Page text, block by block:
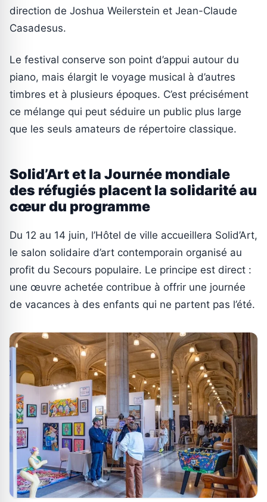
direction de Joshua Weilerstein et Jean-Claude
Casadesus.
Le festival conserve son point d’appui autour du
piano, mais élargit le voyage musical à d’autres
timbres et à plusieurs époques. C’est précisément
ce mélange qui peut séduire un public plus large
que les seuls amateurs de répertoire classique.
Solid’Art et la Journée mondiale
des réfugiés placent la solidarité au
cœur du programme
Du 12 au 14 juin, l’Hôtel de ville accueillera Solid’Art,
le salon solidaire d’art contemporain organisé au
profit du Secours populaire. Le principe est direct :
une œuvre achetée contribue à offrir une journée
de vacances à des enfants qui ne partent pas l’été.